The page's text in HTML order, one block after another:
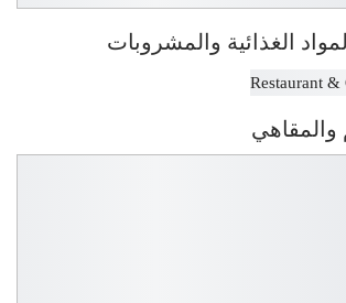
الغذائية والمشروبات
والمقاهي